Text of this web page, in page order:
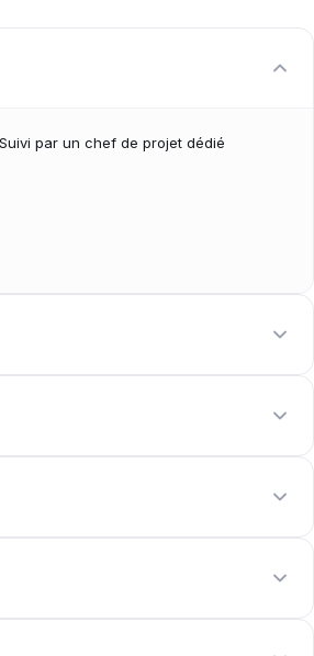
Suivi par un chef de projet dédié